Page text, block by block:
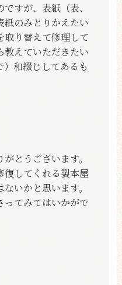
すが、表紙（表、
紙のみとりかえたい
取り替えて修理して
教えていただきたい
和綴じしてあるも
とうございます。
復してくれる製本屋
いかと思います。
ってみてはいかがで